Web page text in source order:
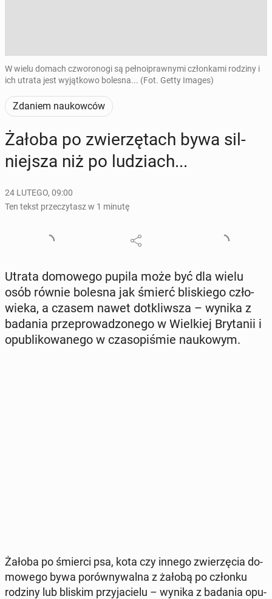
W wielu domach czworonogi są pełnoiprawnymi członkami rodziny i
ich utrata jest wyjątkowo bolesna... (Fot. Getty Images)
Zdaniem naukowców
Żałoba po zwie­rzę­tach bywa sil­
niej­sza niż po lu­dziach...
24 LUTEGO, 09:00
Ten tekst przeczytasz w 1 minutę
Utrata do­mo­we­go pupila może być dla wielu
osób równie bolesna jak śmierć bli­skie­go czło­
wie­ka, a czasem nawet do­tkliw­sza – wynika z
badania prze­pro­wa­dzo­ne­go w Wiel­kiej Bry­ta­nii i
opu­bli­ko­wa­ne­go w cza­so­pi­śmie na­uko­wym.
Żałoba po śmierci psa, kota czy innego zwie­rzę­cia do­
mo­we­go bywa po­rów­ny­wal­na z żałobą po członku
rodziny lub bliskim przy­ja­cie­lu – wynika z badania opu­